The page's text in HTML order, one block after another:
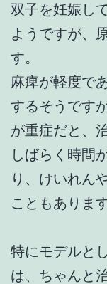
双子を妊娠し
ようですが、
す。
麻痺が軽度で
するそうです
が重症だと、
しばらく時間
り、けいれん
こともあります
特にモデルと
は、ちゃんと